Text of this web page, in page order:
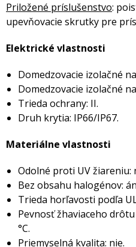
Priložené príslušenstvo:
upevňovacie skrutky pre
Elektrické vlastnosti
Domedzovacie izolačné
Domedzovacie izolačné
Trieda ochrany: II.
Druh krytia: IP66/IP67.
Materiálne vlastnosti
Odolné proti UV žiareniu:
Bez obsahu halogénov:
Trieda horľavosti podľa
Pevnosť žhaviaceho
°C.
Priemyselná kvalita: nie.